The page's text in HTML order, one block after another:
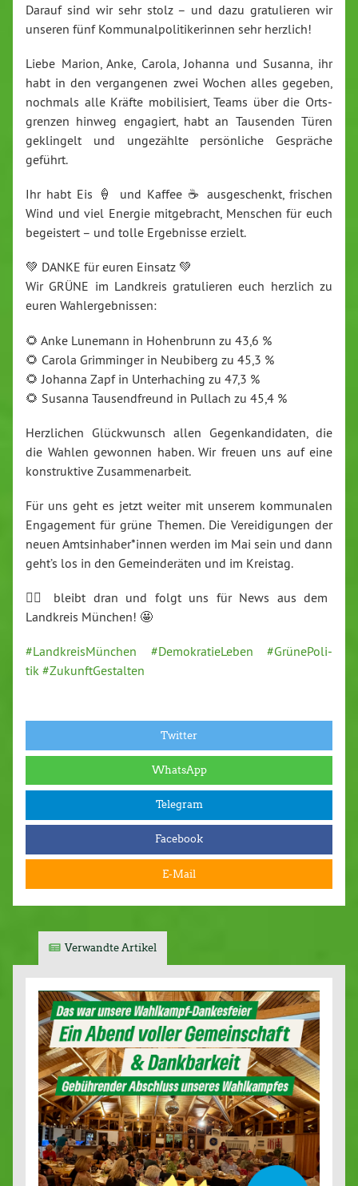
Darauf sind wir sehr stolz – und dazu gra­tu­lie­ren wir
unseren fünf Kom­mu­nal­po­li­ti­ke­rin­nen sehr herzlich!
Liebe Marion, Anke, Carola, Johanna und Susanna, ihr
habt in den ver­gan­ge­nen zwei Wochen alles gegeben,
nochmals alle Kräfte mo­bi­li­siert, Teams über die Orts­
gren­zen hinweg engagiert, habt an Tausenden Türen
ge­klin­gelt und un­ge­zähl­te per­sön­li­che Gespräche
geführt.
Ihr habt Eis 🍦 und Kaffee ☕️ aus­ge­schenkt, frischen
Wind und viel Energie mit­ge­bracht, Menschen für euch
be­geis­tert – und tolle Er­geb­nis­se erzielt.
💚 DANKE für euren Einsatz 💚
Wir GRÜNE im Landkreis gra­tu­lie­ren euch herzlich zu
euren Wahl­er­geb­nis­sen:
🌻 Anke Lunemann in Ho­hen­brunn zu 43,6 %
🌻 Carola Grim­min­ger in Neubiberg zu 45,3 %
🌻 Johanna Zapf in Un­ter­ha­ching zu 47,3 %
🌻 Susanna Tau­send­freund in Pullach zu 45,4 %
Herz­li­chen Glück­wunsch allen Ge­gen­kan­di­da­ten, die
die Wahlen gewonnen haben. Wir freuen uns auf eine
kon­struk­ti­ve Zu­sam­men­ar­beit.
Für uns geht es jetzt weiter mit unserem kom­mu­na­len
En­ga­ge­ment für grüne Themen. Die Ver­ei­di­gun­gen der
neuen Amts­in­ha­ber*innen werden im Mai sein und dann
geht’s los in den Ge­mein­de­rä­ten und im Kreistag.
👉🏻 bleibt dran und folgt uns für News aus dem
Landkreis München! 🤩
#Land­kreis­Mün­chen #De­mo­kra­tie­Le­ben
#Grün­e­Po­li­
tik #Zu­kunft­Ge­stal­ten
Twitter
WhatsApp
Telegram
Facebook
E-Mail
Verwandte Artikel